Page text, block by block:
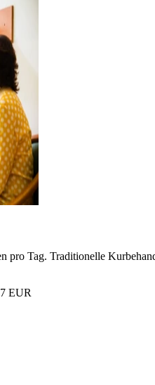
pro Tag. Traditionelle
EUR